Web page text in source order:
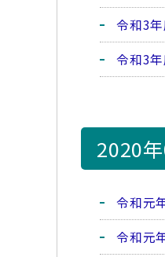
令和3
令和3
2020
令和元
令和元